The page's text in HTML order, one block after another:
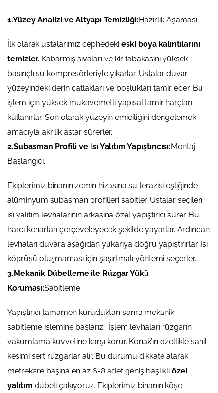
1.Yüzey Analizi ve Altyapı Temizliği:Hazırlık Aşaması.
İlk olarak ustalarımız cephedeki eski boya kalıntılarını
temizler. Kabarmış sıvaları ve kir tabakasını yüksek
basınçlı su kompresörleriyle yıkarlar. Ustalar duvar
yüzeyindeki derin çatlakları ve boşlukları tamir eder. Bu
işlem için yüksek mukavemetli yapısal tamir harçları
kullanırlar. Son olarak yüzeyin emiciliğini dengelemek
amacıyla akrilik astar sürerler.
2.Subasman Profili ve Isı Yalıtım Yapıştırıcısı:Montaj
Başlangıcı.
Ekiplerimiz binanın zemin hizasına su terazisi eşliğinde
alüminyum subasman profilleri sabitler. Ustalar seçilen
ısı yalıtım levhalarının arkasına özel yapıştırıcı sürer. Bu
harcı kenarları çerçeveleyecek şekilde yayarlar. Ardından
levhaları duvara aşağıdan yukarıya doğru yapıştırırlar. Isı
köprüsü oluşmaması için şaşırtmalı yöntemi seçerler.
3.Mekanik Dübelleme ile Rüzgar Yükü
Koruması:Sabitleme.
Yapıştırıcı tamamen kuruduktan sonra mekanik
sabitleme işlemine başlarız. İşlem levhaları rüzgarın
vakumlama kuvvetine karşı korur. Konak’ın özellikle sahil
kesimi sert rüzgarlar alır. Bu durumu dikkate alarak
metrekare başına en az 6-8 adet geniş başlıklı özel
yalıtım dübeli çakıyoruz. Ekiplerimiz binanın köşe